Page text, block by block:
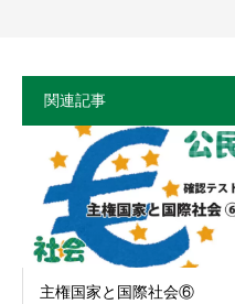
関連記事
主権国家と国際社会⑥